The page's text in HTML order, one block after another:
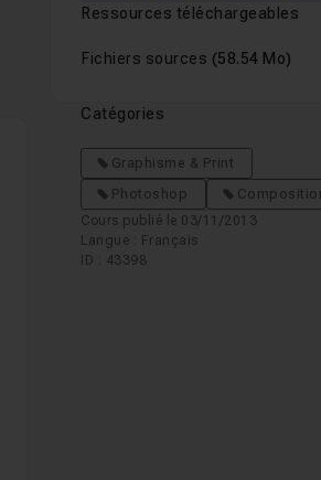
Ressources téléchargeables
Fichiers sources (58.54 Mo)
Catégories
Graphisme & Print
Photoshop
Cours publié le 03/11/2013
Langue : Français
ID : 43398